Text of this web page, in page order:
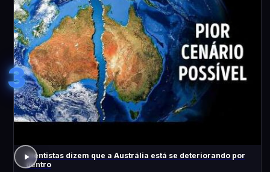
3
Cientistas dizem que a Austrália está se deteriorando por
dentro